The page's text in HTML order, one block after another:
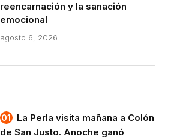
reencarnación y la sanación
emocional
agosto 6, 2026
La Perla visita mañana a Colón
de San Justo. Anoche ganó